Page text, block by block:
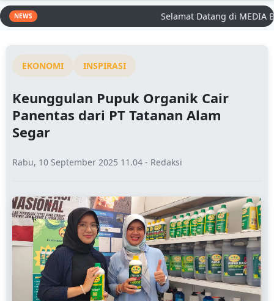
NEWS Selamat Datang di MEDIA
EKONOMI INSPIRASI
Keunggulan Pupuk Organik Cair
Panentas dari PT Tatanan Alam
Segar
Rabu, 10 September 2025 11.04 - Redaksi